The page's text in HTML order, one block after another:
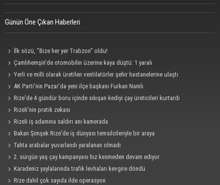
Günün Öne Çıkan Haberleri
İlk sözü, "Bize her yer Trabzon" oldu!
Çamlıhemşin'de otomobilin üzerine kaya düştü: 1 yaralı
Yerli ve milli olarak üretilen ventilatörler şehir hastanelerine ulaştı
AK Parti'nin Pazar'da yeni ilçe başkanı Furkan Namlı
Rize'de 4 gündür boru içinde sıkışan kediyi çay üreticileri kurtardı
Rizeli'nin pratik zekası
Rizeli iş adamına saldırı anı kamerada
Bakan Şimşek Rize'de iş dünyası temsilcileriyle bir araya
Tahta arabalar yuvarlandı yaralanan olmadı
2. sürgün yaş çay kampanyası hız kesmeden devam ediyor
Karadeniz yaylalarında trafik levhaları kevgire döndü
Rize dahil çok sayıda ilde operasyon